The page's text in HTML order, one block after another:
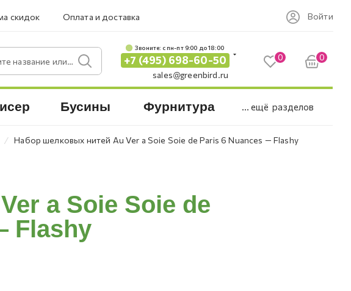
скидок Оплата и доставка Войти
или артикул.
Звоните: c пн-пт 9:00 до 18:00
+7 (495) 698-60-50
sales@greenbird.ru
0 0
Бусины Фурнитура ... ещё разделов
⁄ Набор шелковых нитей Au Ver a Soie Soie de Paris 6 Nuances — Flashy
a Soie Soie de
Flashy